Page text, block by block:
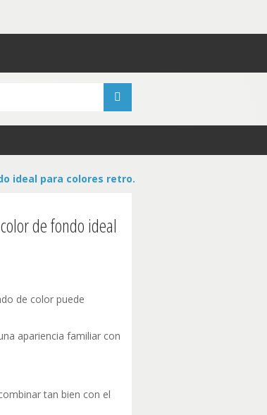
ideal para colores retro.
de fondo ideal
de color puede
apariencia familiar con
tan bien con el